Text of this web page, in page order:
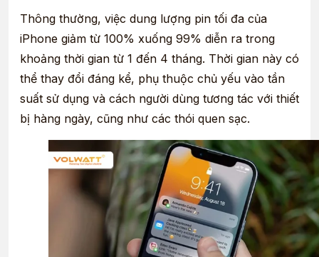
Thông thường, việc dung lượng pin tối đa của
iPhone giảm từ 100% xuống 99% diễn ra trong
khoảng thời gian từ 1 đến 4 tháng. Thời gian này có
thể thay đổi đáng kể, phụ thuộc chủ yếu vào tần
suất sử dụng và cách người dùng tương tác với thiết
bị hàng ngày, cũng như các thói quen sạc.